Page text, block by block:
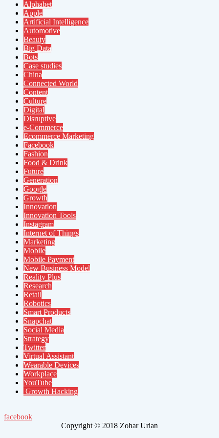
Alphabet
Apple
Artificial Intelligence
Automotive
Beauty
Big Data
Bots
Case studies
China
Connected World
Content
Culture
Digital
Disruptive
e-Commerce
Ecommerce Marketing
Facebook
Fashion
Food & Drink
Future
Generation
Google
Growth
Innovation
Innovation Tools
Instagram
Internet of Things
Marketing
Mobile
Mobile Payment
New Business Model
Reality Plus
Research
Retail
Robotics
Smart Products
Snapchat
Social Media
Strategy
Twitter
Virtual Assistant
Wearable Devices
Workplace
YouTube
Growth Hacking
facebook
Copyright © 2018 Zohar Urian